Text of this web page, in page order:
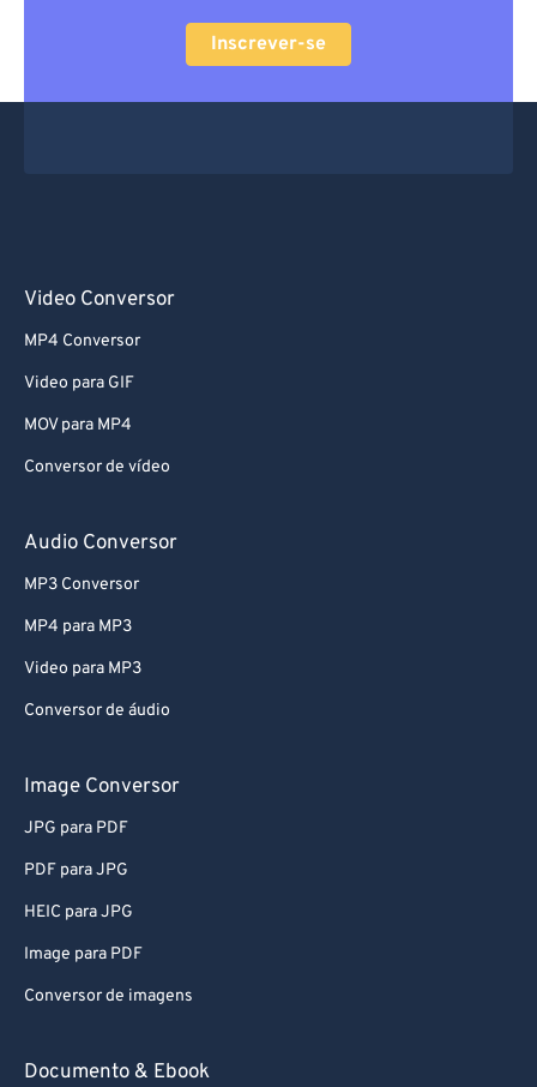
Inscrever-se
Video Conversor
MP4 Conversor
Video para GIF
MOV para MP4
Conversor de vídeo
Audio Conversor
MP3 Conversor
MP4 para MP3
Video para MP3
Conversor de áudio
Image Conversor
JPG para PDF
PDF para JPG
HEIC para JPG
Image para PDF
Conversor de imagens
Documento & Ebook